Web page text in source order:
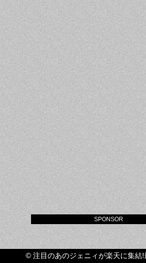
© 注目のあのジェニィが楽天に集結
SPONSOR